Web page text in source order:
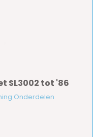
SL3002 tot '86
Onderdelen